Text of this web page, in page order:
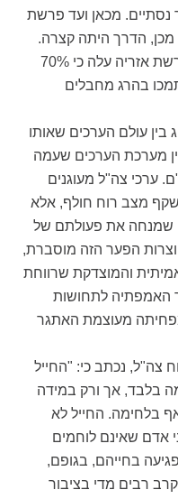
מכאן ועד פרשת
הדרך היתה קצרה.
מנתוני המכון, שתועדו לאחר פרוץ פרשת אזריה עלה כי 70%
היהודים (בגילאי 18-24) תמכו בהרג מחבלים
בין עולם הערכים שאותו
מערכת הערכים שעמה
ערכי צה"ל מעוגנים
מצב רוח חולף, אלא
שמנחה את פעולתם של
הפער הזה מוסברת,
והמוצדקת שרווחת
האמפתיה לתחושות
מעוצמת האתגר
נכתב כי: "החייל
בלבד, אך ורק במידה
בלחימה. החייל לא
אדם שאינם לוחמים
בחייהם, בגופם,
רבים מדי בציבור